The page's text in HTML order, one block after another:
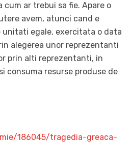
cum ar trebui sa fie. Apare o
avem, atunci cand e
unitati egale, exercitata o data
alegerea unor reprezentanti
prin alti reprezentanti, in
consuma resurse produse de
186045/tragedia-greaca-